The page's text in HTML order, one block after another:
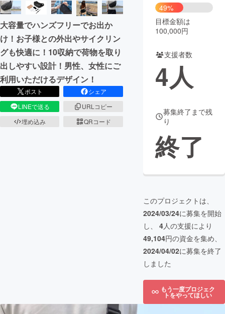
まちづくり・地域活性化
CAMPFIRE for Social Good
CAMPFIRE Creation
CAMPFIREふるさと納税machi-ya コミュニティ
大容量でハンズフリーでお出か
け！お子様との外出やサイクリン
グも快適に！10収納で荷物を取り
出しやすい設計！男性、女性にご
利用いただけるデザイン！
ポスト
シェア
LINEで送る
URLコピー
埋め込み
QRコード
49%
目標金額は
100,000円
支援者数
4人
募集終了まで残
り
終了
このプロジェクトは、
2024/03/24に募集を開始
し、 4人の支援により
49,104円の資金を集め、
2024/04/02に募集を終了
しました
もう一度プロジェク
トをやってほしい